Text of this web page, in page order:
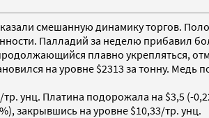
смешанную динамику торгов.
Палладий за неделю прибавил
плавно укрепляться,
на уровне $2313 за тонну. Медь
унц. Платина подорожала на $3,5 (-
закрывшись на уровне $10,33/тр. унц.